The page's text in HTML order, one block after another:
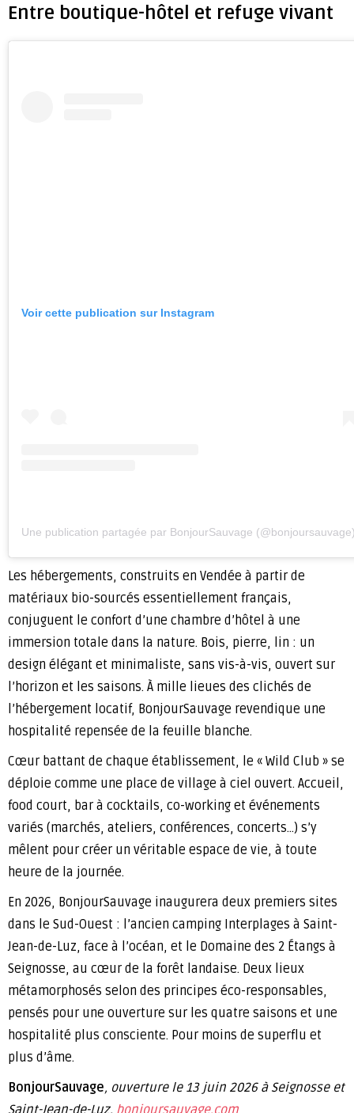
Entre boutique-hôtel et refuge vivant
Voir cette publication sur Instagram
Une publication partagée par BonjourSauvage
Les hébergements, construits en Vendée à partir de
matériaux bio-sourcés essentiellement français,
conjuguent le confort d’une chambre d’hôtel à une
immersion totale dans la nature. Bois, pierre, lin : un
design élégant et minimaliste, sans vis-à-vis, ouvert sur
l’horizon et les saisons. À mille lieues des clichés de
l’hébergement locatif, BonjourSauvage revendique une
hospitalité repensée de la feuille blanche.
Cœur battant de chaque établissement, le « Wild Club » se
déploie comme une place de village à ciel ouvert. Accueil,
food court, bar à cocktails, co-working et événements
variés (marchés, ateliers, conférences, concerts…) s’y
mêlent pour créer un véritable espace de vie, à toute
heure de la journée.
En 2026, BonjourSauvage inaugurera deux premiers sites
dans le Sud-Ouest : l’ancien camping Interplages à Saint-
Jean-de-Luz, face à l’océan, et le Domaine des 2 Étangs à
Seignosse, au cœur de la forêt landaise. Deux lieux
métamorphosés selon des principes éco-responsables,
pensés pour une ouverture sur les quatre saisons et une
hospitalité plus consciente. Pour moins de superflu et
plus d’âme.
BonjourSauvage, ouverture le 13 juin 2026 à Seignosse et